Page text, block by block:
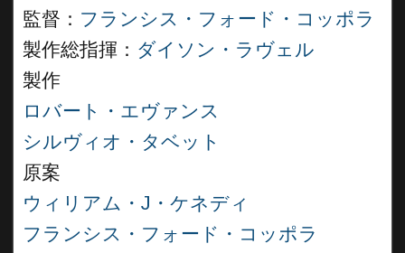
監督： フランシス・フォード・コッポラ
製作総指揮： ダイソン・ラヴェル
製作
ロバート・エヴァンス
シルヴィオ・タベット
原案
ウィリアム・J・ケネディ
フランシス・フォード・コッポラ